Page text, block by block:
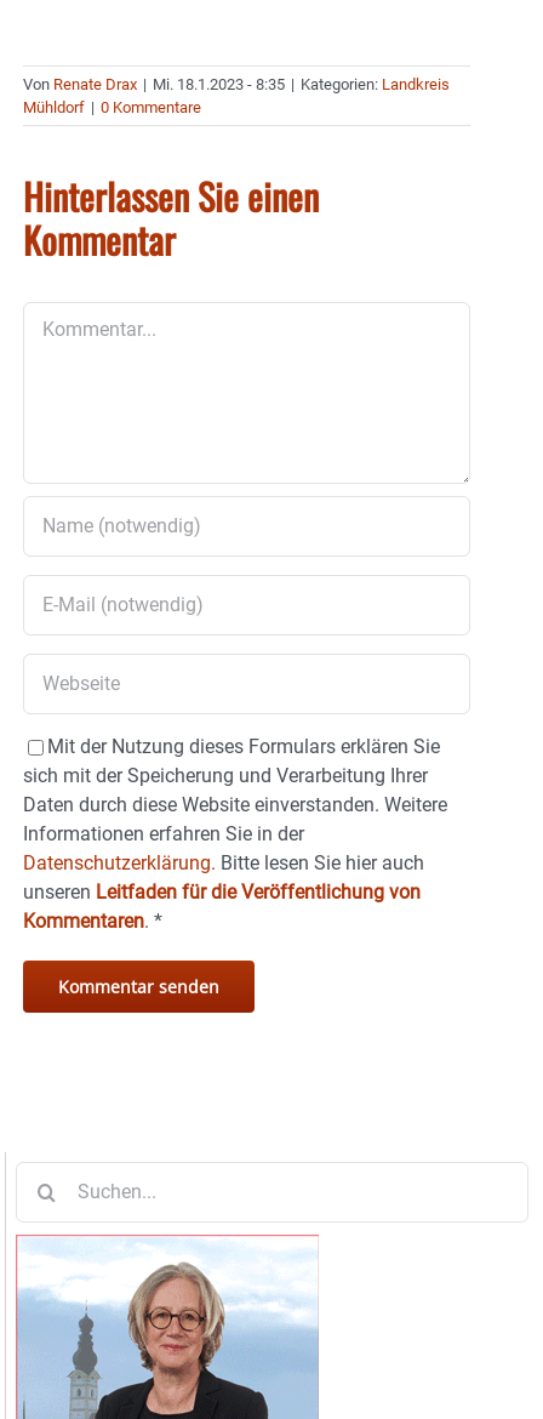
Von Renate Drax | Mi. 18.1.2023 - 8:35 | Kategorien: Landkreis
Mühldorf | 0 Kommentare
Hinterlassen Sie einen
Kommentar
Mit der Nutzung dieses Formulars erklären Sie
sich mit der Speicherung und Verarbeitung Ihrer
Daten durch diese Website einverstanden. Weitere
Informationen erfahren Sie in der
Datenschutzerklärung. Bitte lesen Sie hier auch
unseren Leitfaden für die Veröffentlichung von
Kommentaren. *
nach: